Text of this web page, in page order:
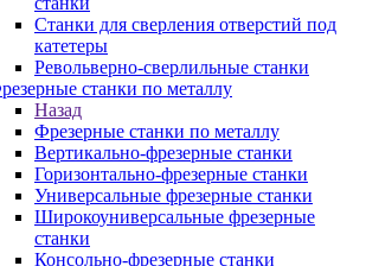
Станки для сверления отверстий под
катетеры
Револьверно-сверлильные станки
станки по металлу
Назад
Фрезерные станки по металлу
Вертикально-фрезерные станки
Горизонтально-фрезерные станки
Универсальные фрезерные станки
Широкоуниверсальные фрезерные
станки
Консольно-фрезерные станки